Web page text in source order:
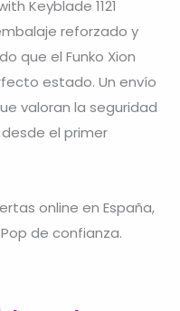
Keyblade 1121
reforzado y
que el Funko Xion
estado. Un envío
valoran la seguridad
el primer
online en España,
de confianza.